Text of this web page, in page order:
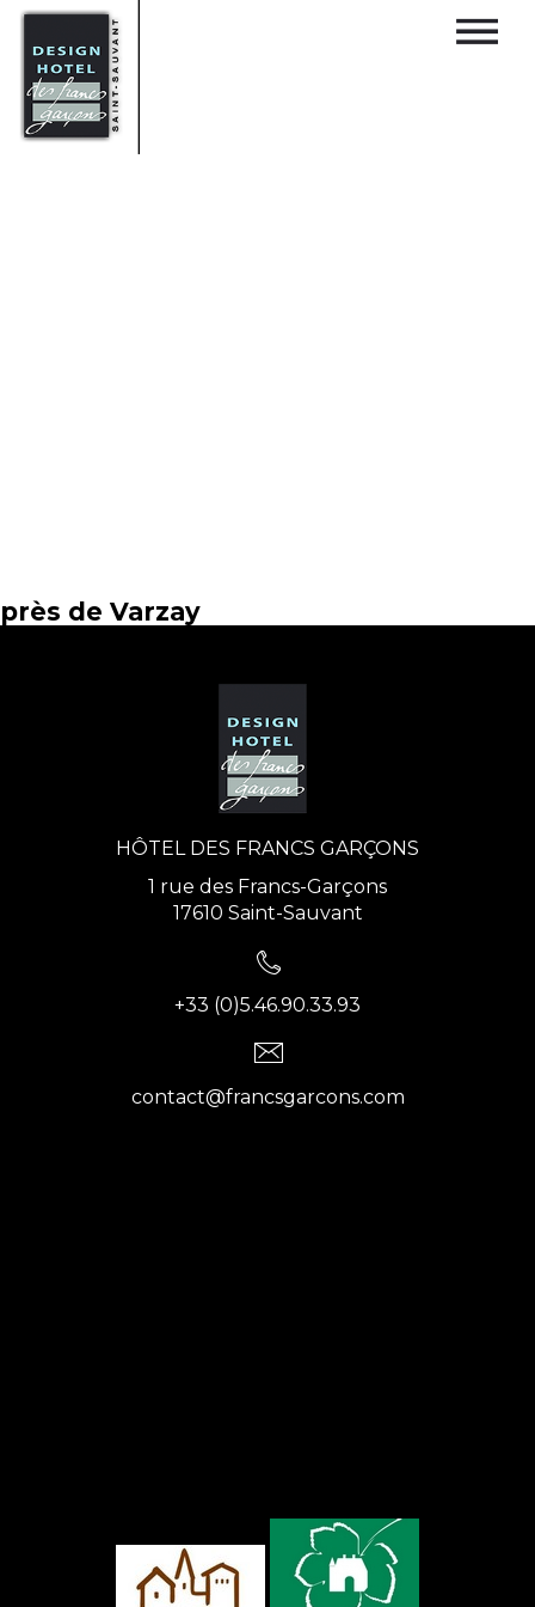
près de Varzay
HÔTEL DES FRANCS GARÇONS
1 rue des Francs-Garçons
17610 Saint-Sauvant
+33 (0)5.46.90.33.93
contact@francsgarcons.com